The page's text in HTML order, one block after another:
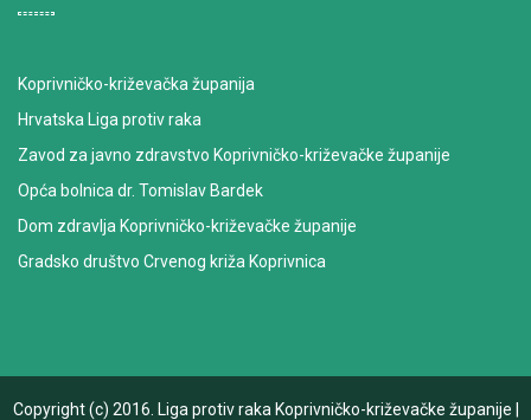
Koprivničko-križevačka županija
Hrvatska Liga protiv raka
Zavod za javno zdravstvo Koprivničko-križevačke županije
Opća bolnica dr. Tomislav Bardek
Dom zdravlja Koprivničko-križevačke županije
Gradsko društvo Crvenog križa Koprivnica
Copyright (c) 2016. Liga protiv raka Koprivničko-križevačke županije